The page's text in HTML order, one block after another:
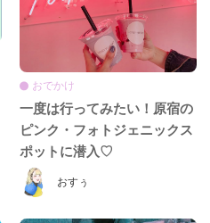
おすぅ
おでかけ
一度は行ってみたい！原宿の
ピンク・フォトジェニックス
ポットに潜入♡